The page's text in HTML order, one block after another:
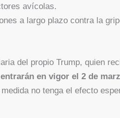
avícolas.
a largo plazo contra la
del propio Trump, quien
en vigor el 2 de
no tenga el efecto